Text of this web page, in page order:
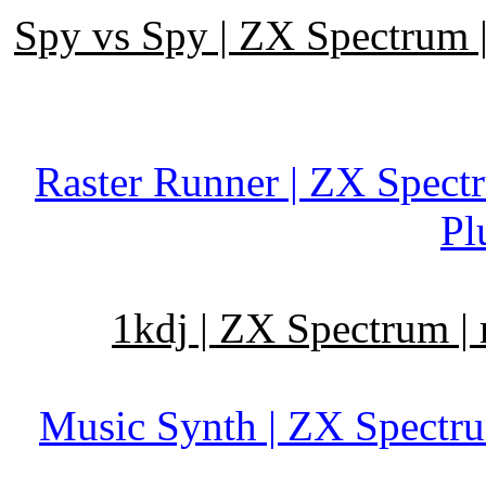
Spy vs Spy | ZX Spectrum
Raster Runner | ZX
1kdj | ZX Spectrum
Music Synth | ZX